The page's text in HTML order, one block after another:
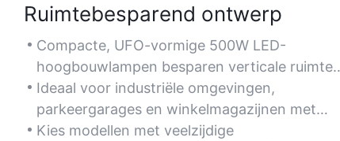
energieleverancier.
Ruimtebesparend ontwerp
Compacte, UFO-vormige 500W LED-
hoogbouwlampen besparen verticale ruimte
en zorgen tegelijkertijd voor een optimale
lichtverdeling in ruimtes met hoge plafonds.
Ideaal voor industriële omgevingen,
parkeergarages en winkelmagazijnen met
beperkte hoogte.
Kies modellen met veelzijdige